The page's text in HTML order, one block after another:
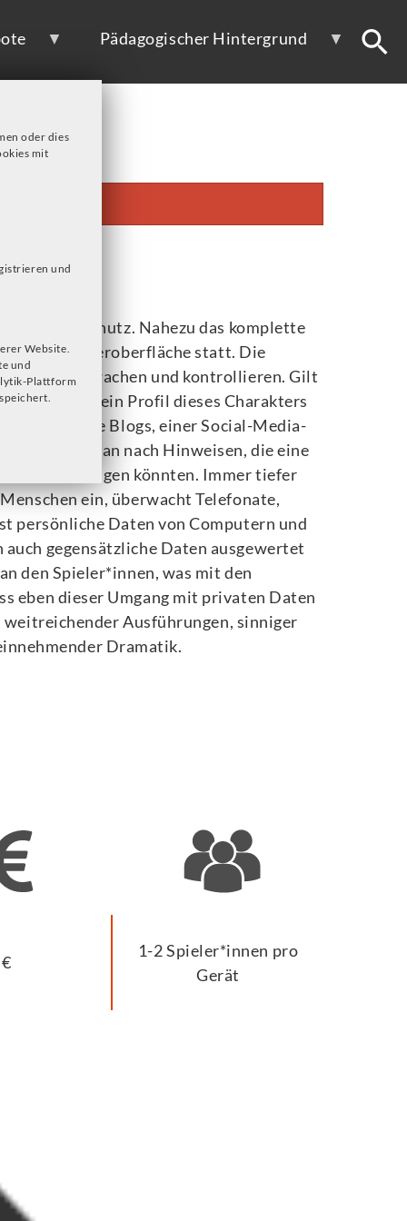
Pädagogischer Hintergrund
oder dies
mit
und
Website.
und
Plattform
Datenschutz. Nahezu das komplette
Benutzeroberfläche statt. Die
überwachen und kontrollieren. Gilt
kann man ein Profil dieses Charakters
Blogs, einer Social-Media-
- sucht man nach Hinweisen, die eine
bringen könnten. Immer tiefer
ein, überwacht Telefonate,
persönliche Daten von Computern und
gegensätzliche Daten ausgewertet
den Spieler*innen, was mit den
eben dieser Umgang mit privaten Daten
Ausführungen, sinniger
Dramatik.
€
1-2 Spieler*innen pro
Gerät